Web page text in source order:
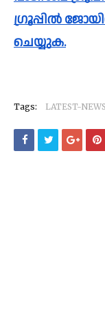
ഗ്രൂപ്പിൽ
ചെയ്യുക.
Tags: LATEST-NEWS